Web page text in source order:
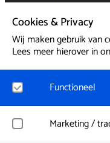
Cookies & Privacy
Wij maken gebruik van
Lees meer hierover in
Functioneel
NoodzakelijkMarketing /
085 - 8640026